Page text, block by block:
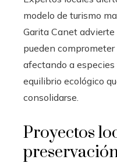
modelo de turismo
Garita Canet
pueden
afectando a
equilibrio ecológico
consolidarse.
Proyectos